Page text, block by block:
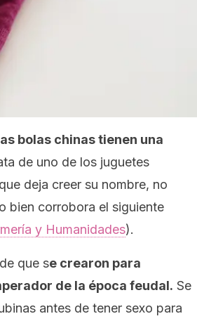
bolas chinas tienen una
de uno de los juguetes
deja creer su nombre, no
bien corrobora el siguiente
y Humanidades).
que se crearon para
de la época feudal. Se
antes de tener sexo para